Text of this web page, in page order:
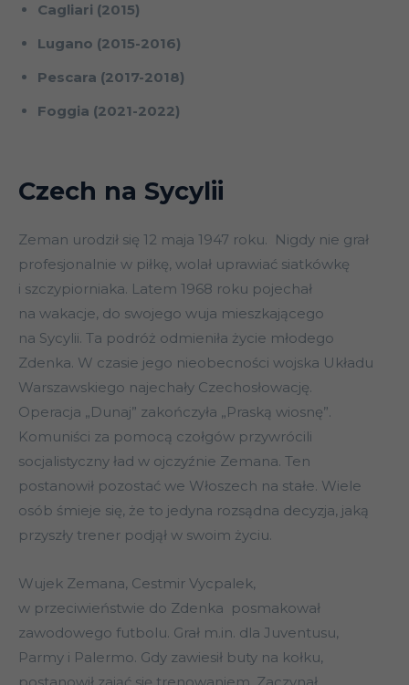
Cagliari (2015)
Lugano (2015-2016)
Pescara (2017-2018)
Foggia (2021-2022)
Czech na Sycylii
Zeman urodził się 12 maja 1947 roku. Nigdy nie grał
profesjonalnie w piłkę, wolał uprawiać siatkówkę
i szczypiorniaka. Latem 1968 roku pojechał
na wakacje, do swojego wuja mieszkającego
na Sycylii. Ta podróż odmieniła życie młodego
Zdenka. W czasie jego nieobecności wojska Układu
Warszawskiego najechały Czechosłowację.
Operacja „Dunaj” zakończyła „Praską wiosnę”.
Komuniści za pomocą czołgów przywrócili
socjalistyczny ład w ojczyźnie Zemana. Ten
postanowił pozostać we Włoszech na stałe. Wiele
osób śmieje się, że to jedyna rozsądna decyzja, jaką
przyszły trener podjął w swoim życiu.
Wujek Zemana, Cestmir Vycpalek,
w przeciwieństwie do Zdenka posmakował
zawodowego futbolu. Grał m.in. dla Juventusu,
Parmy i Palermo. Gdy zawiesił buty na kołku,